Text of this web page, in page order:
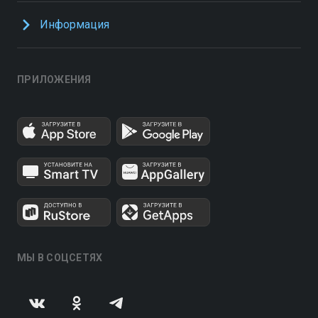
Информация
ПРИЛОЖЕНИЯ
МЫ В СОЦСЕТЯХ